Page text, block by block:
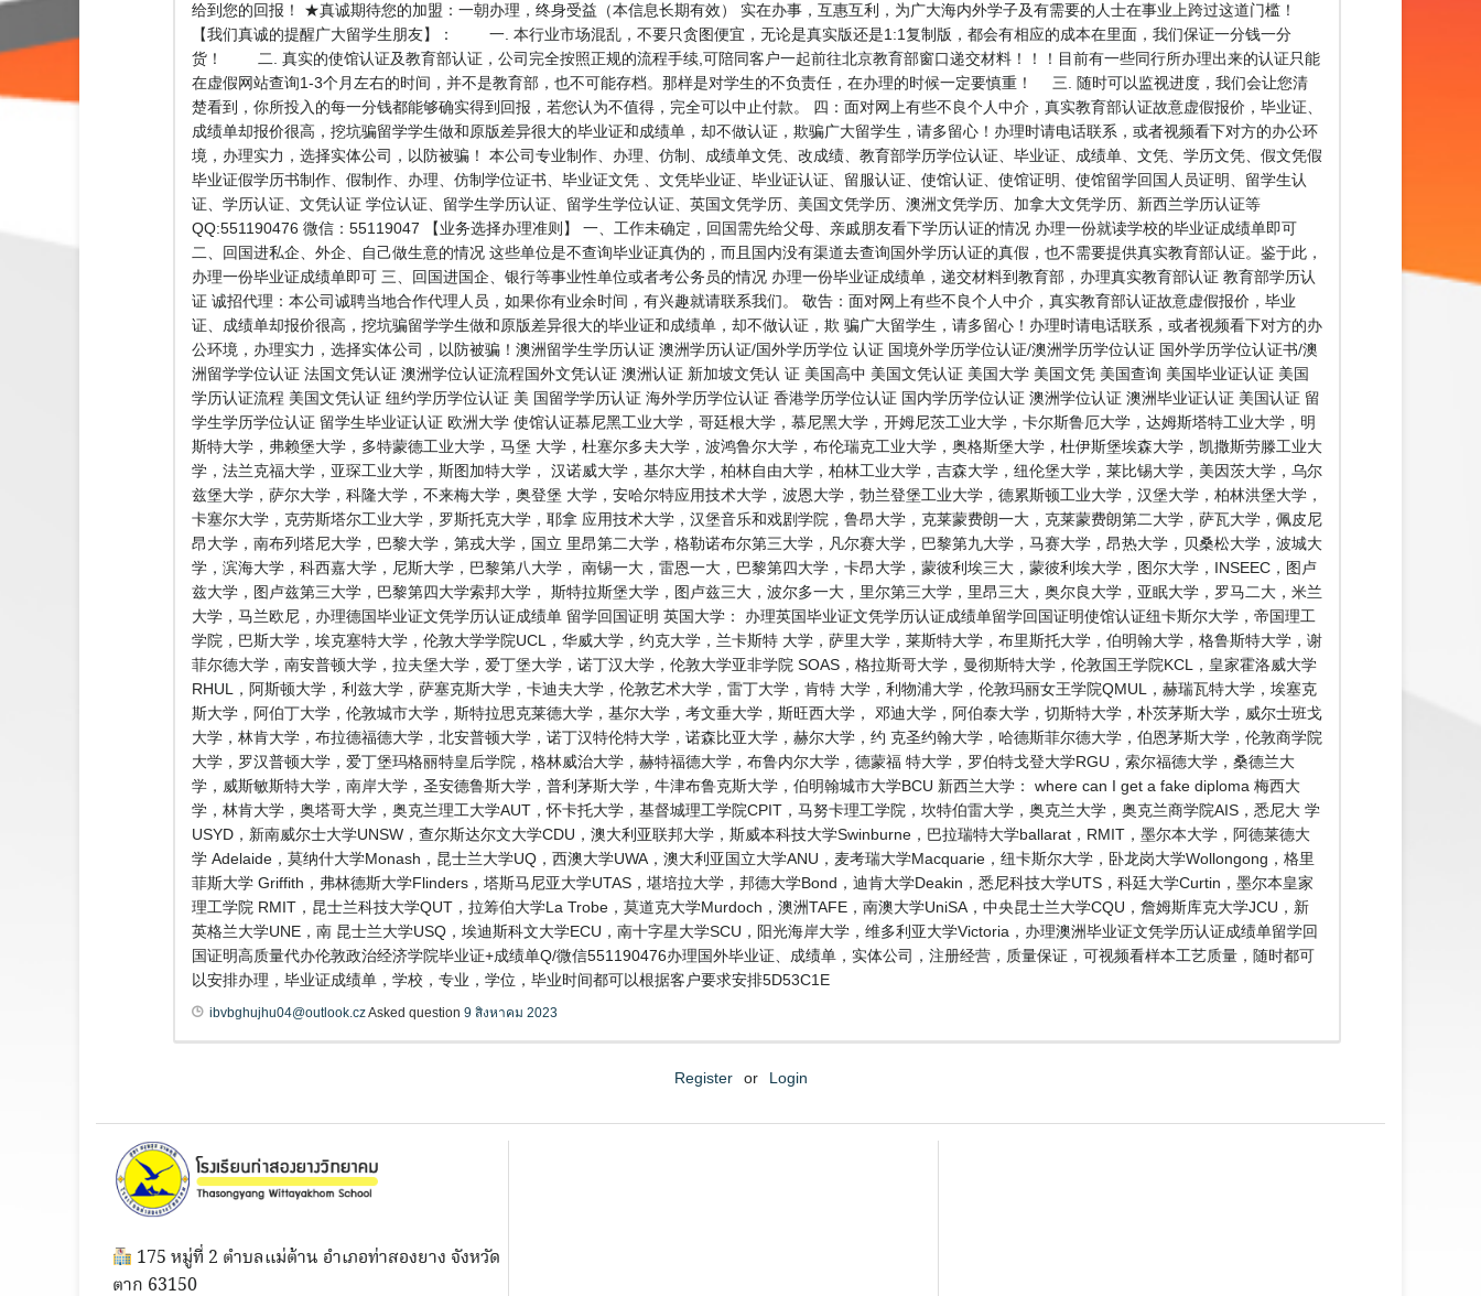
给到您的回报！ ★真诚期待您的加盟：一朝办理，终身受益（本信息长期有效） 实在办事，互惠互利，为广大海内外学子及有需要的人士在事业上跨过这道门槛！
【我们真诚的提醒广大留学生朋友】： 一. 本行业市场混乱，不要只贪图便宜，无论是真实版还是1:1复制版，都会有相应的成本在里面，我们保证一分钱一分
货！ 二. 真实的使馆认证及教育部认证，公司完全按照正规的流程手续,可陪同客户一起前往北京教育部窗口递交材料！！！目前有一些同行所办理出来的认证只能
在虚假网站查询1-3个月左右的时间，并不是教育部，也不可能存档。那样是对学生的不负责任，在办理的时候一定要慎重！ 三. 随时可以监视进度，我们会让您清
楚看到，你所投入的每一分钱都能够确实得到回报，若您认为不值得，完全可以中止付款。 四：面对网上有些不良个人中介，真实教育部认证故意虚假报价，毕业证、
成绩单却报价很高，挖坑骗留学学生做和原版差异很大的毕业证和成绩单，却不做认证，欺骗广大留学生，请多留心！办理时请电话联系，或者视频看下对方的办公环
境，办理实力，选择实体公司，以防被骗！ 本公司专业制作、办理、仿制、成绩单文凭、改成绩、教育部学历学位认证、毕业证、成绩单、文凭、学历文凭、假文凭假
毕业证假学历书制作、假制作、办理、仿制学位证书、毕业证文凭 、文凭毕业证、毕业证认证、留服认证、使馆认证、使馆证明、使馆留学回国人员证明、留学生认
证、学历认证、文凭认证 学位认证、留学生学历认证、留学生学位认证、英国文凭学历、美国文凭学历、澳洲文凭学历、加拿大文凭学历、新西兰学历认证等
QQ:551190476 微信：55119047 【业务选择办理准则】 一、工作未确定，回国需先给父母、亲戚朋友看下学历认证的情况 办理一份就读学校的毕业证成绩单即可
二、回国进私企、外企、自己做生意的情况 这些单位是不查询毕业证真伪的，而且国内没有渠道去查询国外学历认证的真假，也不需要提供真实教育部认证。鉴于此，
办理一份毕业证成绩单即可 三、回国进国企、银行等事业性单位或者考公务员的情况 办理一份毕业证成绩单，递交材料到教育部，办理真实教育部认证 教育部学历认
证 诚招代理：本公司诚聘当地合作代理人员，如果你有业余时间，有兴趣就请联系我们。 敬告：面对网上有些不良个人中介，真实教育部认证故意虚假报价，毕业
证、成绩单却报价很高，挖坑骗留学学生做和原版差异很大的毕业证和成绩单，却不做认证，欺 骗广大留学生，请多留心！办理时请电话联系，或者视频看下对方的办
公环境，办理实力，选择实体公司，以防被骗！澳洲留学生学历认证 澳洲学历认证/国外学历学位 认证 国境外学历学位认证/澳洲学历学位认证 国外学历学位认证书/澳
洲留学学位认证 法国文凭认证 澳洲学位认证流程国外文凭认证 澳洲认证 新加坡文凭认 证 美国高中 美国文凭认证 美国大学 美国文凭 美国查询 美国毕业证认证 美国
学历认证流程 美国文凭认证 纽约学历学位认证 美 国留学学历认证 海外学历学位认证 香港学历学位认证 国内学历学位认证 澳洲学位认证 澳洲毕业证认证 美国认证 留
学生学历学位认证 留学生毕业证认证 欧洲大学 使馆认证慕尼黑工业大学，哥廷根大学，慕尼黑大学，开姆尼茨工业大学，卡尔斯鲁厄大学，达姆斯塔特工业大学，明
斯特大学，弗赖堡大学，多特蒙德工业大学，马堡 大学，杜塞尔多夫大学，波鸿鲁尔大学，布伦瑞克工业大学，奥格斯堡大学，杜伊斯堡埃森大学，凯撒斯劳滕工业大
学，法兰克福大学，亚琛工业大学，斯图加特大学， 汉诺威大学，基尔大学，柏林自由大学，柏林工业大学，吉森大学，纽伦堡大学，莱比锡大学，美因茨大学，乌尔
兹堡大学，萨尔大学，科隆大学，不来梅大学，奥登堡 大学，安哈尔特应用技术大学，波恩大学，勃兰登堡工业大学，德累斯顿工业大学，汉堡大学，柏林洪堡大学，
卡塞尔大学，克劳斯塔尔工业大学，罗斯托克大学，耶拿 应用技术大学，汉堡音乐和戏剧学院，鲁昂大学，克莱蒙费朗一大，克莱蒙费朗第二大学，萨瓦大学，佩皮尼
昂大学，南布列塔尼大学，巴黎大学，第戎大学，国立 里昂第二大学，格勒诺布尔第三大学，凡尔赛大学，巴黎第九大学，马赛大学，昂热大学，贝桑松大学，波城大
学，滨海大学，科西嘉大学，尼斯大学，巴黎第八大学， 南锡一大，雷恩一大，巴黎第四大学，卡昂大学，蒙彼利埃三大，蒙彼利埃大学，图尔大学，INSEEC，图卢
兹大学，图卢兹第三大学，巴黎第四大学索邦大学， 斯特拉斯堡大学，图卢兹三大，波尔多一大，里尔第三大学，里昂三大，奥尔良大学，亚眠大学，罗马二大，米兰
大学，马兰欧尼，办理德国毕业证文凭学历认证成绩单 留学回国证明 英国大学： 办理英国毕业证文凭学历认证成绩单留学回国证明使馆认证纽卡斯尔大学，帝国理工
学院，巴斯大学，埃克塞特大学，伦敦大学学院UCL，华威大学，约克大学，兰卡斯特 大学，萨里大学，莱斯特大学，布里斯托大学，伯明翰大学，格鲁斯特大学，谢
菲尔德大学，南安普顿大学，拉夫堡大学，爱丁堡大学，诺丁汉大学，伦敦大学亚非学院 SOAS，格拉斯哥大学，曼彻斯特大学，伦敦国王学院KCL，皇家霍洛威大学
RHUL，阿斯顿大学，利兹大学，萨塞克斯大学，卡迪夫大学，伦敦艺术大学，雷丁大学，肯特 大学，利物浦大学，伦敦玛丽女王学院QMUL，赫瑞瓦特大学，埃塞克
斯大学，阿伯丁大学，伦敦城市大学，斯特拉思克莱德大学，基尔大学，考文垂大学，斯旺西大学， 邓迪大学，阿伯泰大学，切斯特大学，朴茨茅斯大学，威尔士班戈
大学，林肯大学，布拉德福德大学，北安普顿大学，诺丁汉特伦特大学，诺森比亚大学，赫尔大学，约 克圣约翰大学，哈德斯菲尔德大学，伯恩茅斯大学，伦敦商学院
大学，罗汉普顿大学，爱丁堡玛格丽特皇后学院，格林威治大学，赫特福德大学，布鲁内尔大学，德蒙福 特大学，罗伯特戈登大学RGU，索尔福德大学，桑德兰大
学，威斯敏斯特大学，南岸大学，圣安德鲁斯大学，普利茅斯大学，牛津布鲁克斯大学，伯明翰城市大学BCU 新西兰大学： where can I get a fake diploma 梅西大
学，林肯大学，奥塔哥大学，奥克兰理工大学AUT，怀卡托大学，基督城理工学院CPIT，马努卡理工学院，坎特伯雷大学，奥克兰大学，奥克兰商学院AIS，悉尼大 学
USYD，新南威尔士大学UNSW，查尔斯达尔文大学CDU，澳大利亚联邦大学，斯威本科技大学Swinburne，巴拉瑞特大学ballarat，RMIT，墨尔本大学，阿德莱德大
学 Adelaide，莫纳什大学Monash，昆士兰大学UQ，西澳大学UWA，澳大利亚国立大学ANU，麦考瑞大学Macquarie，纽卡斯尔大学，卧龙岗大学Wollongong，格里
菲斯大学 Griffith，弗林德斯大学Flinders，塔斯马尼亚大学UTAS，堪培拉大学，邦德大学Bond，迪肯大学Deakin，悉尼科技大学UTS，科廷大学Curtin，墨尔本皇家
理工学院 RMIT，昆士兰科技大学QUT，拉筹伯大学La Trobe，莫道克大学Murdoch，澳洲TAFE，南澳大学UniSA，中央昆士兰大学CQU，詹姆斯库克大学JCU，新
英格兰大学UNE，南 昆士兰大学USQ，埃迪斯科文大学ECU，南十字星大学SCU，阳光海岸大学，维多利亚大学Victoria，办理澳洲毕业证文凭学历认证成绩单留学回
国证明高质量代办伦敦政治经济学院毕业证+成绩单Q/微信551190476办理国外毕业证、成绩单，实体公司，注册经营，质量保证，可视频看样本工艺质量，随时都可
以安排办理，毕业证成绩单，学校，专业，学位，毕业时间都可以根据客户要求安排5D53C1E
ibvbghujhu04@outlook.czAsked question 9 สิงหาคม 2023
Register or Login
175 หมู่ที่ 2 ตำบลแม่ต้าน อำเภอท่าสองยาง จังหวัด
ตาก 63150